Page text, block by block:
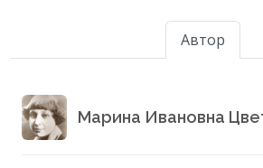
Автор
Марина Ивановна